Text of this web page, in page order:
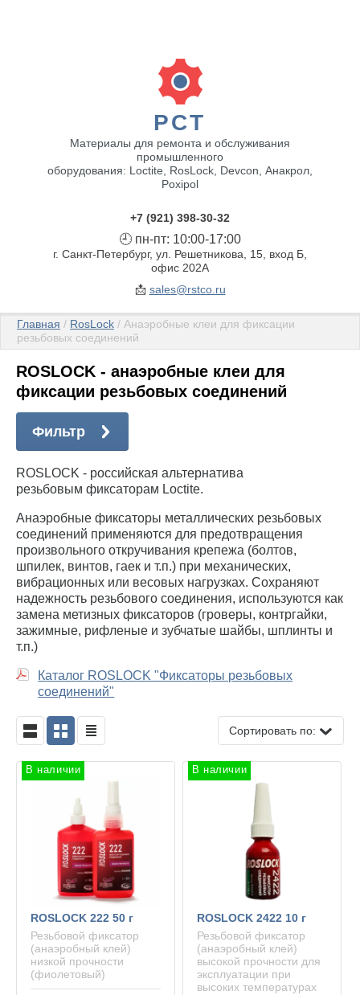
РСТ
Материалы для ремонта и обслуживания
промышленного
оборудования: Loctite, RosLock, Devcon, Анакрол,
Poxipol
+7 (921) 398-30-32
🕘 пн-пт: 10:00-17:00
г. Санкт-Петербург, ул. Решетникова, 15, вход Б,
офис 202А
📩 sales@rstco.ru
Главная / RosLock / Анаэробные клеи для фиксации
резьбовых соединений
ROSLOCK - анаэробные клеи для
фиксации резьбовых соединений
Фильтр
ROSLOCK - российская альтернатива
резьбовым фиксаторам Loctite.
Анаэробные фиксаторы металлических резьбовых
соединений применяются для предотвращения
произвольного откручивания крепежа (болтов,
шпилек, винтов, гаек и т.п.) при механических,
вибрационных или весовых нагрузках. Сохраняют
надежность резьбового соединения, используются как
замена метизных фиксаторов (гроверы, контргайки,
зажимные, рифленые и зубчатые шайбы, шплинты и
т.п.)
Каталог ROSLOCK "Фиксаторы резьбовых
соединений"
Сортировать по:
В наличии
ROSLOCK 222 50 г
Резьбовой фиксатор
(анаэробный клей)
низкой прочности
(фиолетовый)
В наличии
ROSLOCK 2422 10 г
Резьбовой фиксатор
(анаэробный клей)
высокой прочности для
эксплуатации при
высоких температурах